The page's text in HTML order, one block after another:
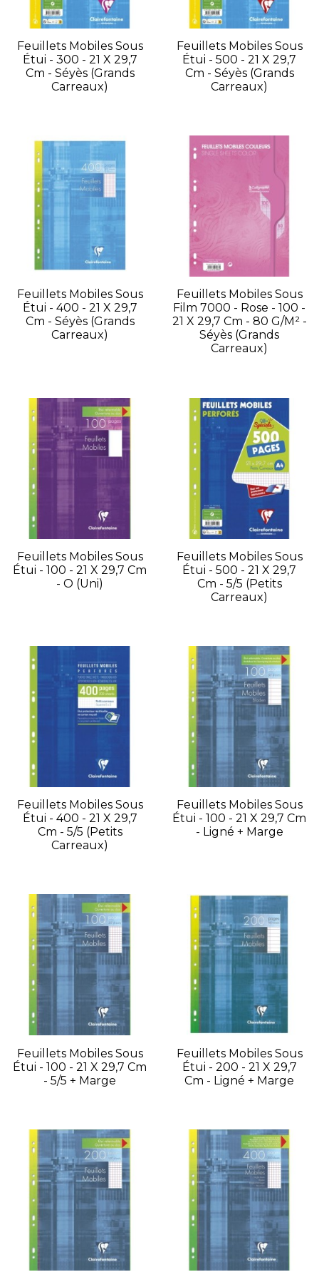
Feuillets Mobiles Sous
Étui - 300 - 21 X 29,7
Cm - Séyès (grands
Carreaux)
Feuillets Mobiles Sous
Étui - 500 - 21 X 29,7
Cm - Séyès (grands
Carreaux)
Feuillets Mobiles Sous
Étui - 400 - 21 X 29,7
Cm - Séyès (grands
Carreaux)
Feuillets Mobiles Sous
Film 7000 - Rose - 100 -
21 X 29,7 Cm - 80 G/m² -
Séyès (grands
Carreaux)
Feuillets Mobiles Sous
Étui - 100 - 21 X 29,7 Cm
- O (uni)
Feuillets Mobiles Sous
Étui - 500 - 21 X 29,7
Cm - 5/5 (petits
Carreaux)
Feuillets Mobiles Sous
Étui - 400 - 21 X 29,7
Cm - 5/5 (petits
Carreaux)
Feuillets Mobiles Sous
Étui - 100 - 21 X 29,7 Cm
- Ligné + Marge
Feuillets Mobiles Sous
Étui - 100 - 21 X 29,7 Cm
- 5/5 + Marge
Feuillets Mobiles Sous
Étui - 200 - 21 X 29,7
Cm - Ligné + Marge